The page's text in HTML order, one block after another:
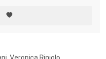
Ricordo.
Veronica Riniolo